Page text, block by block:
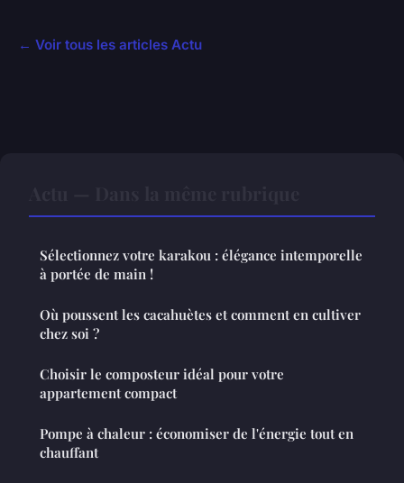
← Voir tous les articles Actu
Sélectionnez votre karakou : élégance intemporelle
à portée de main !
Où poussent les cacahuètes et comment en cultiver
chez soi ?
Choisir le composteur idéal pour votre
appartement compact
Pompe à chaleur : économiser de l'énergie tout en
chauffant